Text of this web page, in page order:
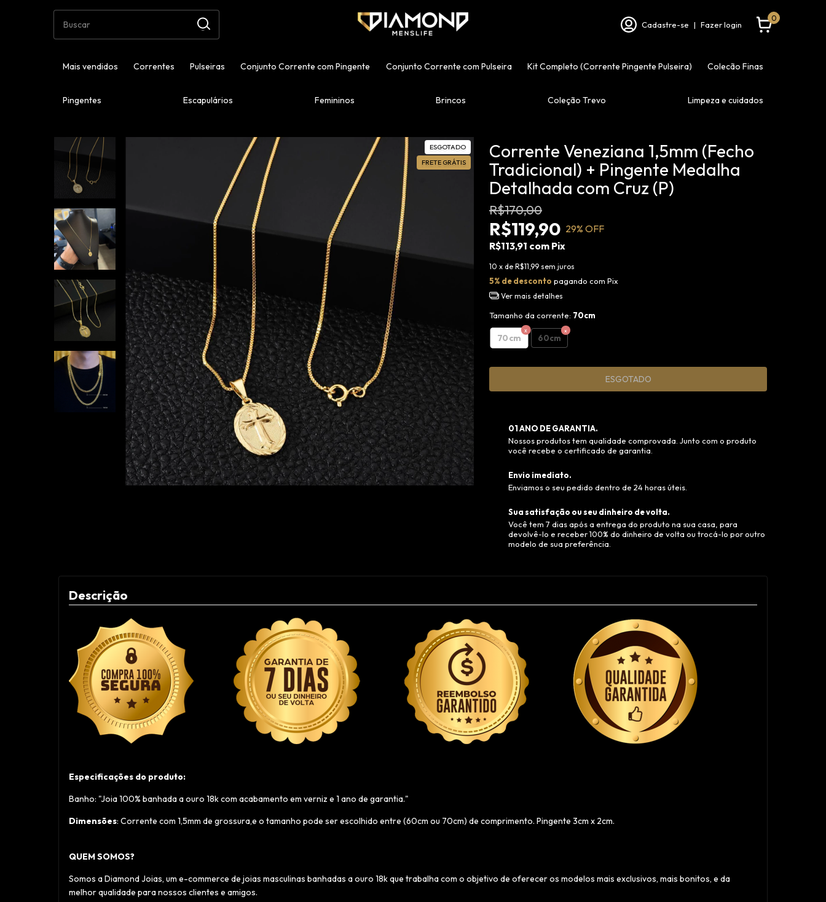
Cadastre-se | Fazer login
0
Mais vendidos Correntes Pulseiras Conjunto Corrente com Pingente Conjunto Corrente com Pulseira Kit Completo (Corrente Pingente Pulseira) Colecão Finas
Pingentes Escapulários Femininos Brincos Coleção Trevo Limpeza e cuidados
ESGOTADO
FRETE GRÁTIS
Corrente Veneziana 1,5mm (Fecho
Tradicional) + Pingente Medalha
Detalhada com Cruz (P)
R$170,00
R$119,90 29% OFF
R$113,91 com Pix
10 x de R$11,99 sem juros
5% de desconto pagando com Pix
Ver mais detalhes
Tamanho da corrente: 70cm
70cm 60cm
01 ANO DE GARANTIA.
Nossos produtos tem qualidade comprovada. Junto com o produto
você recebe o certificado de garantia.
Envio imediato.
Enviamos o seu pedido dentro de 24 horas úteis.
Sua satisfação ou seu dinheiro de volta.
Você tem 7 dias após a entrega do produto na sua casa, para
devolvê-lo e receber 100% do dinheiro de volta ou trocá-lo por outro
modelo de sua preferência.
Descrição
Especificações do produto:
Banho: "Joia 100% banhada a ouro 18k com acabamento em verniz e 1 ano de garantia."
Dimensões: Corrente com 1,5mm de grossura,e o tamanho pode ser escolhido entre (60cm ou 70cm) de comprimento. Pingente 3cm x 2cm.
QUEM SOMOS?
Somos a Diamond Joias, um e-commerce de joias masculinas banhadas a ouro 18k que trabalha com o objetivo de oferecer os modelos mais exclusivos, mais bonitos, e da
melhor qualidade para nossos clientes e amigos.